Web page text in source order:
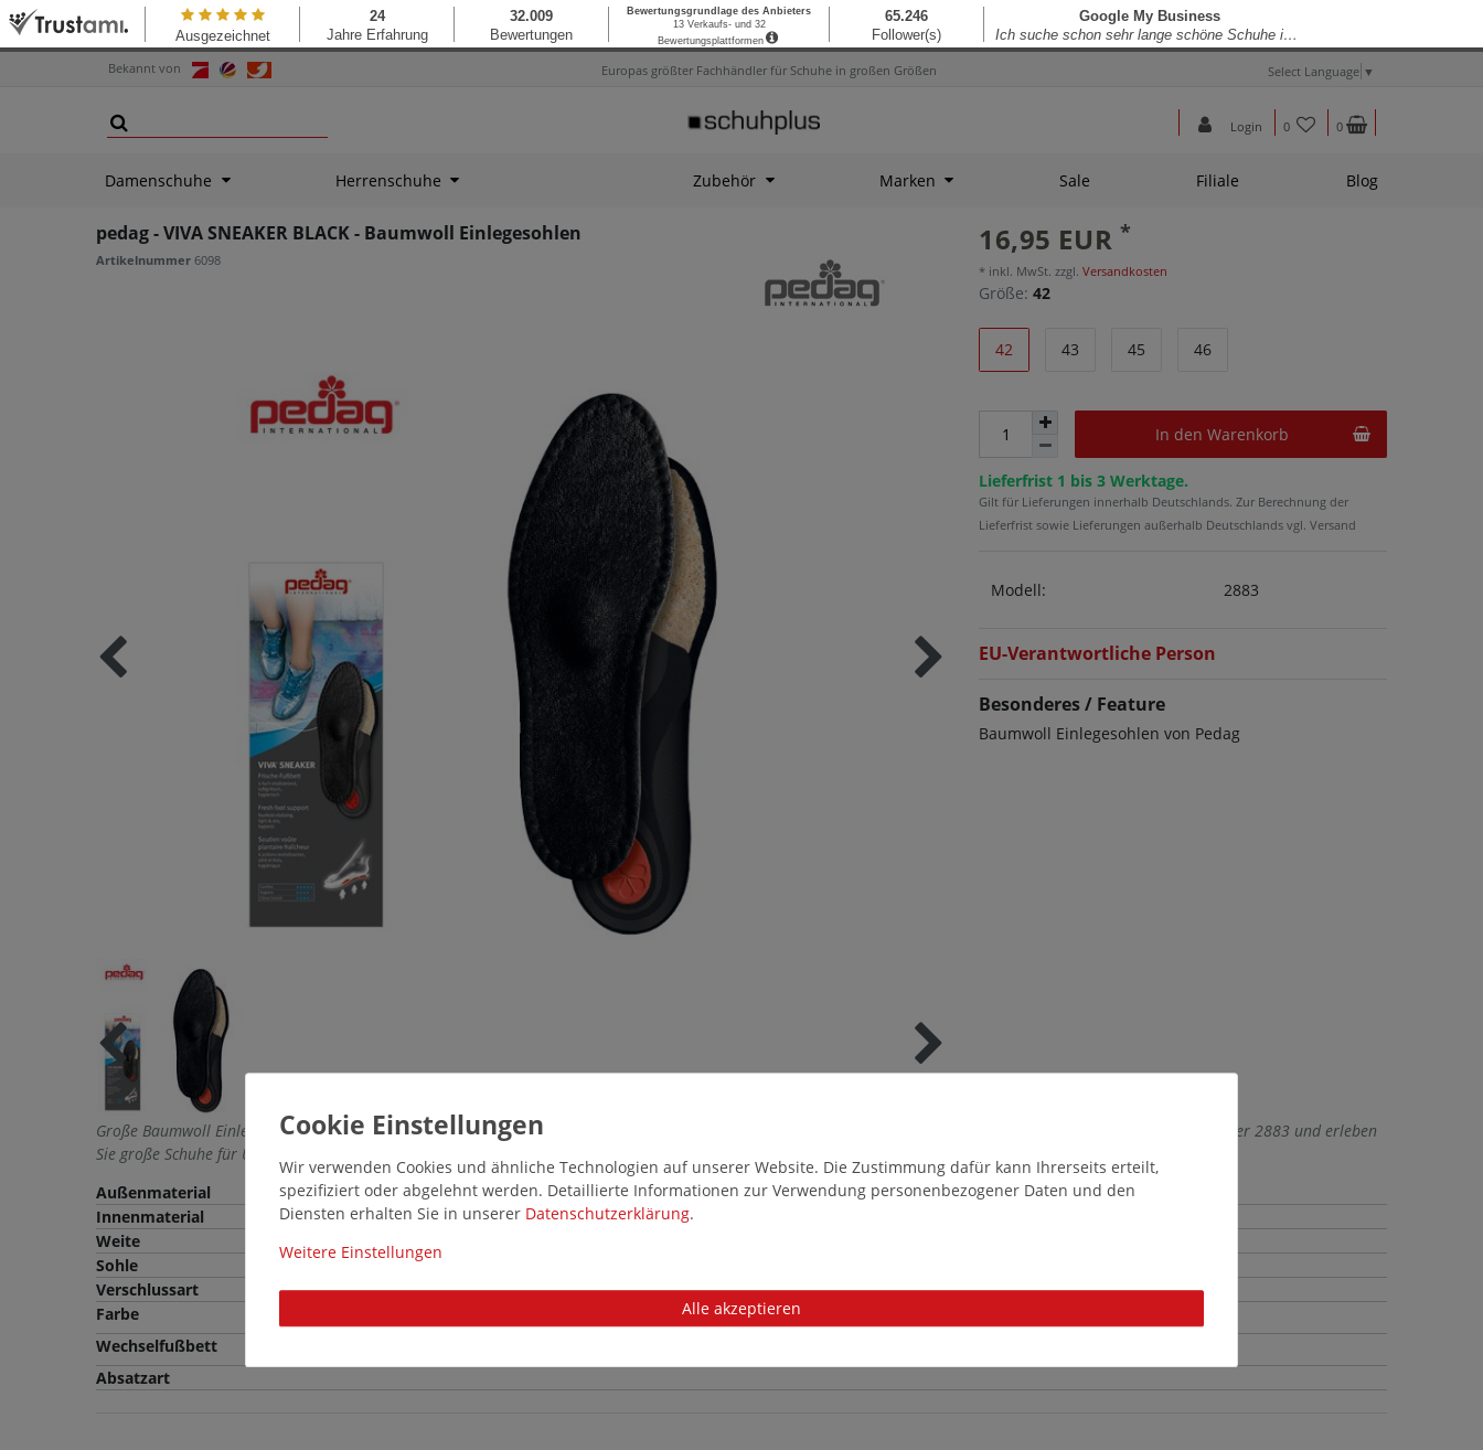
Bekannt von Europas größter Fachhändler für Schuhe in großen Größen Select Language ▼
Login 0 0
Damenschuhe Herrenschuhe Zubehör Marken Sale Filiale Blog
pedag - VIVA SNEAKER BLACK - Baumwoll Einlegesohlen
Artikelnummer 6098
16,95 EUR *
* inkl. MwSt. zzgl. Versandkosten
Größe: 42
42 43 45 46
In den Warenkorb
Lieferfrist 1 bis 3 Werktage.
Gilt für Lieferungen innerhalb Deutschlands. Zur Berechnung der
Lieferfrist sowie Lieferungen außerhalb Deutschlands vgl. Versand
Modell: 2883
EU-Verantwortliche Person
Besonderes / Feature
Baumwoll Einlegesohlen von Pedag
Große Baumwoll Einlegesohlen für Unisex. Entdecken Sie grosse Unisexschuhe wie Baumwoll Einlegesohlen in Übergrößen von Pedag in Schwarz mit der Artikelnummer 2883 und erleben
Sie große Schuhe für Unisex in einer einmaligen Vielfalt.
Außenmaterial
Innenmaterial
Weite
Sohle
Verschlussart
Farbe
Wechselfußbett
Absatzart
Wir verwenden Cookies und ähnliche Technologien auf unserer Website. Die Zustimmung dafür kann Ihrerseits erteilt,
spezifiziert oder abgelehnt werden. Detaillierte Informationen zur Verwendung personenbezogener Daten und den
Diensten erhalten Sie in unserer Daten­schutz­erklärung.
Weitere Einstellungen
Alle akzeptieren